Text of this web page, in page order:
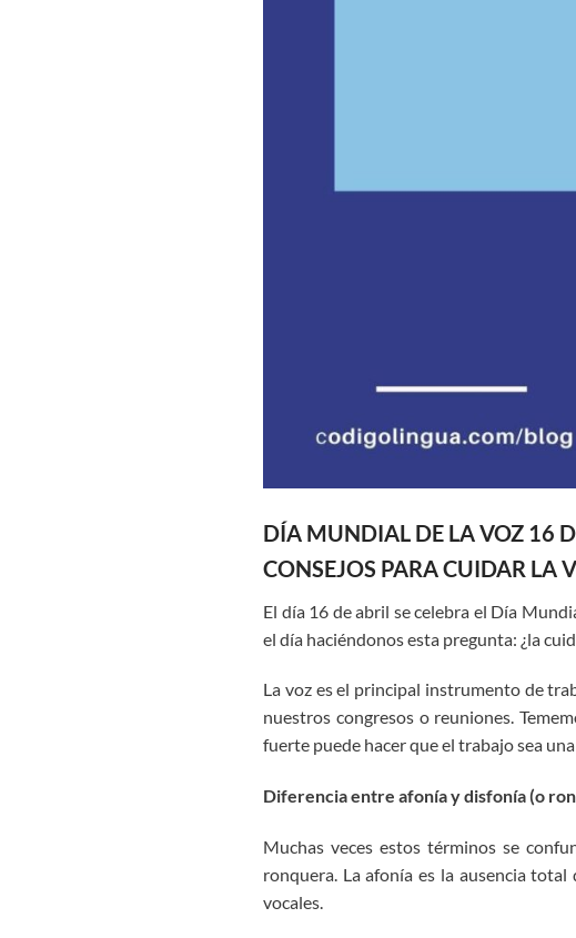
DÍA MUNDIAL DE LA VOZ 16
CONSEJOS PARA CUIDAR LA
El día 16 de abril se celebra el Día
el día haciéndonos esta pregunta: ¿la
La voz es el principal instrumento de
nuestros congresos o reuniones.
fuerte puede hacer que el trabajo sea
Diferencia entre afonía y disfonía (o
Muchas veces estos términos se
ronquera. La afonía es la ausencia
vocales.